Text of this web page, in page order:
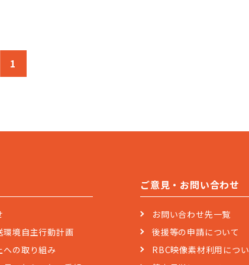
1
環境自主行動計画
への取り組み
ご意見・お問い合わせ
お問い合わせ先一覧
後援等の申請について
RBC映像素材利用につ